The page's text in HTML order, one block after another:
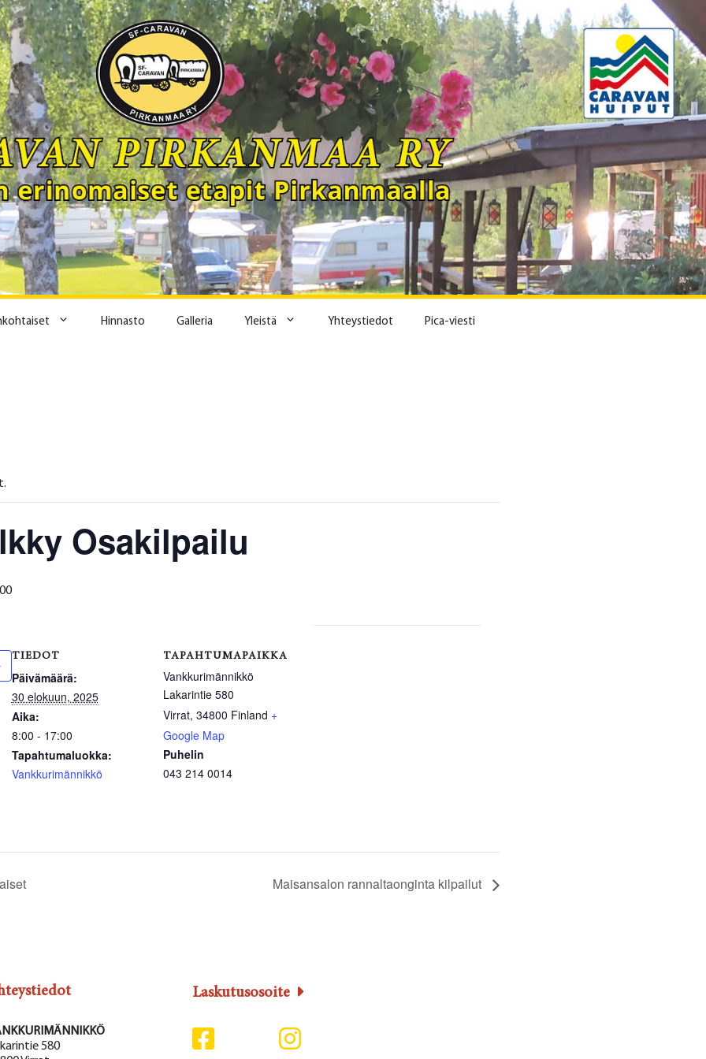
Hinnasto Galleria Yleistä Yhteystiedot Pica-viesti
Osakilpailu
TIEDOT
Päivämäärä:
30 elokuun, 2025
Aika:
8:00 - 17:00
Tapahtumaluokka:
Vankkurimännikkö
TAPAHTUMAPAIKKA
Vankkurimännikkö
Lakarintie 580
Virrat, 34800 Finland +
Google Map
Puhelin
043 214 0014
Maisansalon rannaltaonginta kilpailut
580
Laskutusosoite